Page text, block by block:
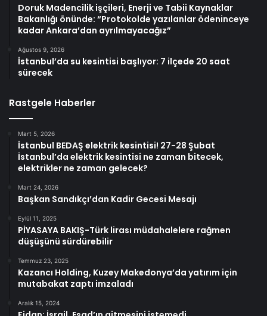
Doruk Madencilik işçileri, Enerji ve Tabii Kaynaklar
Bakanlığı önünde: “Protokolde yazılanlar ödeninceye
kadar Ankara’dan ayrılmayacağız”
Ağustos 9, 2026
İstanbul’da su kesintisi başlıyor: 7 ilçede 20 saat
sürecek
Rastgele Haberler
Mart 5, 2026
İstanbul BEDAŞ elektrik kesintisi! 27-28 Şubat
İstanbul’da elektrik kesintisi ne zaman bitecek,
elektrikler ne zaman gelecek?
Mart 24, 2026
Başkan Sandıkçı’dan Kadir Gecesi Mesajı
Eylül 11, 2025
PİYASAYA BAKIŞ-Türk lirası müdahalelere rağmen
düşüşünü sürdürebilir
Temmuz 23, 2025
Kazancı Holding, Kuzey Makedonya’da yatırım için
mutabakat zaptı imzaladı
Aralık 15, 2024